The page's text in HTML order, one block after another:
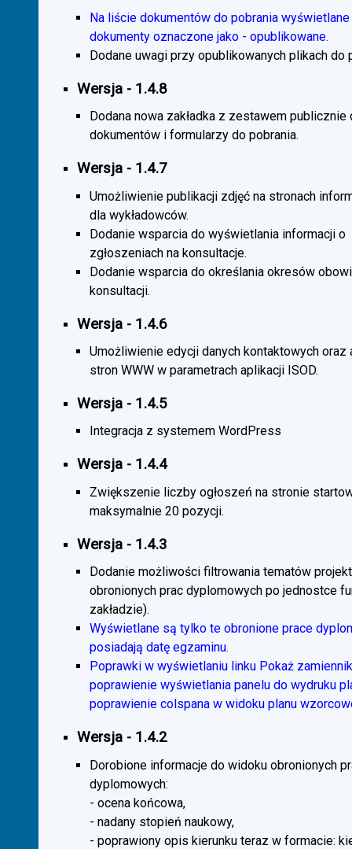
Na liście dokumentów do pobrania
dokumenty oznaczone jako - opublikowane.
Dodane uwagi przy opublikowanych plikach do
Wersja - 1.4.8
Dodana nowa zakładka z zestawem publicznie
dokumentów i formularzy do pobrania.
Wersja - 1.4.7
Umożliwienie publikacji zdjęć na stronach
dla wykładowców.
Dodanie wsparcia do wyświetlania informacji o
zgłoszeniach na konsultacje.
Dodanie wsparcia do określania okresów
konsultacji.
Wersja - 1.4.6
Umożliwienie edycji danych kontaktowych oraz
stron WWW w parametrach aplikacji ISOD.
Wersja - 1.4.5
Integracja z systemem WordPress
Wersja - 1.4.4
Zwiększenie liczby ogłoszeń na stronie
maksymalnie 20 pozycji.
Wersja - 1.4.3
Dodanie możliwości filtrowania tematów
obronionych prac dyplomowych po jednostce
zakładzie).
Wyświetlane są tylko te obronione prace
posiadają datę egzaminu.
Poprawki w wyświetlaniu linku Pokaż
poprawienie wyświetlania panelu do wydruku
poprawienie colspana w widoku planu
Wersja - 1.4.2
Dorobione informacje do widoku obronionych
dyplomowych:
- ocena końcowa,
- nadany stopień naukowy,
- poprawiony opis kierunku teraz w formacie: